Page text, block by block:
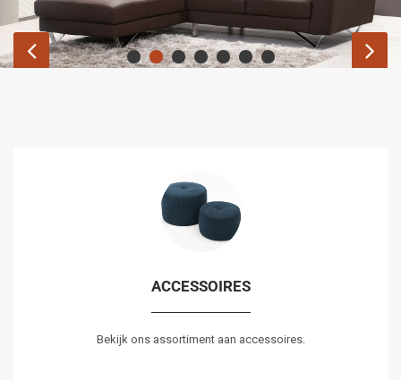
ACCESSOIRES
Bekijk ons assortiment aan accessoires.